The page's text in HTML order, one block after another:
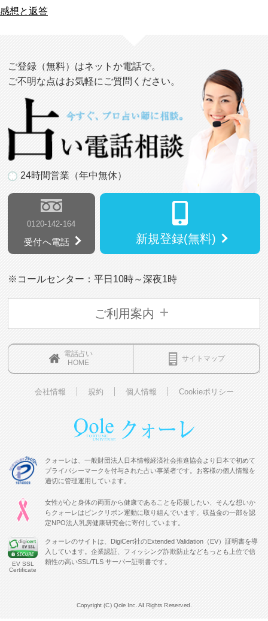
感想と返答
ご登録（無料）はネットか電話で。
ご不明な点はお気軽にご質問ください。
24時間営業（年中無休）
0120-142-164
受付へ電話 新規登録(無料)
※コールセンター：平日10時～深夜1時
ご利用案内
電話占い
HOME
サイトマップ
会社情報 規約 個人情報 Cookieポリシー
クォーレは、一般財団法人日本情報経済社会推進協会より日本で初めて
プライバシーマークを付与された占い事業者です。お客様の個人情報を
適切に管理運用しています。
女性が心と身体の両面から健康であることを応援したい、そんな想いか
らクォーレはピンクリボン運動に取り組んでいます。収益金の一部を認
定NPO法人乳房健康研究会に寄付しています。
EV SSL
Certificate
クォーレのサイトは、DigiCert社のExtended Validation（EV）証明書を導
入しています。企業認証、フィッシング詐欺防止などもっとも上位で信
頼性の高いSSL/TLS サーバー証明書です。
Copyright (C) Qole Inc. All Rights Reserved.